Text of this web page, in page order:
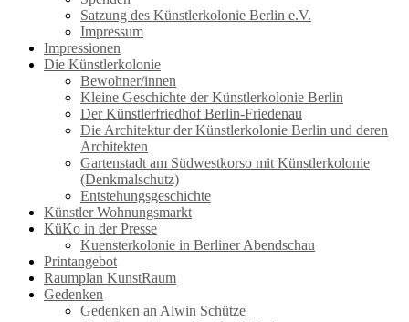
Satzung des Künstlerkolonie Berlin e.V.
Impressum
Impressionen
Die Künstlerkolonie
Bewohner/innen
Kleine Geschichte der Künstlerkolonie Berlin
Der Künstlerfriedhof Berlin-Friedenau
Die Architektur der Künstlerkolonie Berlin und deren
Architekten
Gartenstadt am Südwestkorso mit Künstlerkolonie
(Denkmalschutz)
Entstehungsgeschichte
Künstler Wohnungsmarkt
KüKo in der Presse
Kuensterkolonie in Berliner Abendschau
Printangebot
Raumplan KunstRaum
Gedenken
Gedenken an Alwin Schütze